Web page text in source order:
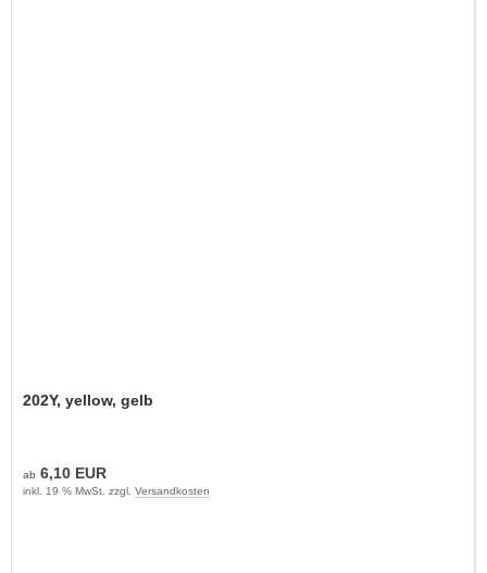
202Y, yellow, gelb
ab 6,10 EUR
inkl. 19 % MwSt. zzgl. Versandkosten